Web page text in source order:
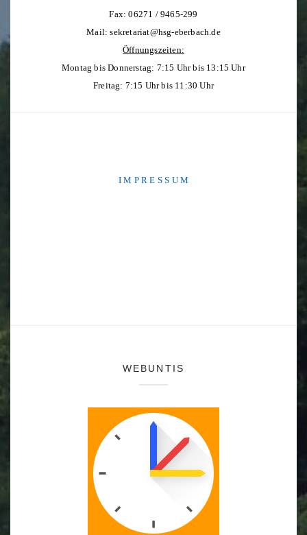
Fax: 06271 / 9465-299
Mail:sekretariat@hsg-eberbach.de
Öffnungszeiten:
Montag bis Donnerstag: 7:15 Uhr bis 13:15 Uhr
Freitag: 7:15 Uhr bis 11:30 Uhr
I M P R E S S U M
WEBUNTIS